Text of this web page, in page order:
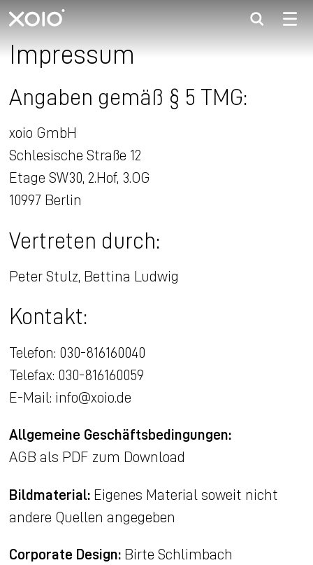
xoio
Impressum
Angaben gemäß § 5 TMG:
xoio GmbH
Schlesische Straße 12
Etage SW30, 2.Hof, 3.OG
10997 Berlin
Vertreten durch:
Peter Stulz, Bettina Ludwig
Kontakt:
Telefon: 030-816160040
Telefax: 030-816160059
E-Mail: info@xoio.de
Allgemeine Geschäftsbedingungen:
AGB als PDF zum Download
Bildmaterial: Eigenes Material soweit nicht
andere Quellen angegeben
Corporate Design: Birte Schlimbach